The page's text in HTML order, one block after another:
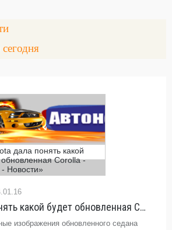
сегодня
Toyota дала понять какой будет обновленная Corolla - «Авто - Новости»
изображения обновленного седана